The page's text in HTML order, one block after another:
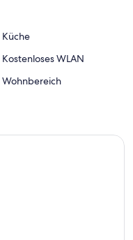
Küche
Kostenloses WLAN
Wohnbereich